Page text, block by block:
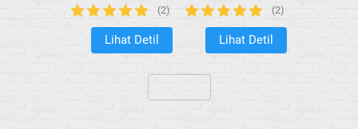
Absorbing Lanyard
10208062
(2)
`
Lihat Detil
(2)
`
Lihat Detil